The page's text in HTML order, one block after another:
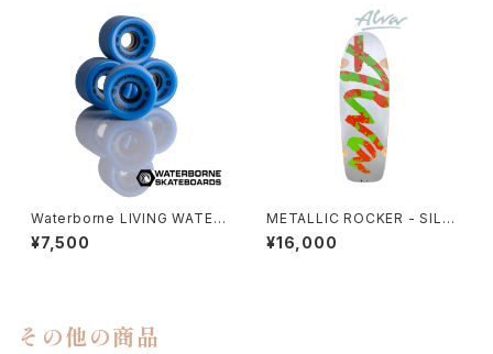
Waterborne LIVING WATER
SURFSKATE WHEELS サーフ
スケートウィール
¥7,500
METALLIC ROCKER - SILVE
R
¥16,000
その他の商品